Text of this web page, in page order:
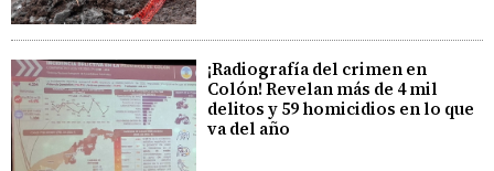
¡Radiografía del crimen en
Colón! Revelan más de 4 mil
delitos y 59 homicidios en lo que
va del año